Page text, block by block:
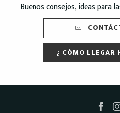
Buenos consejos, ideas para
¿ CÓMO LLEGAR